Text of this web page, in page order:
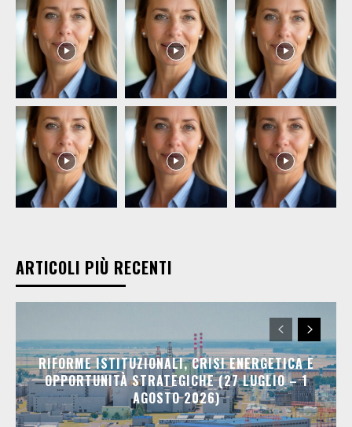
ARTICOLI PIÙ RECENTI
RIFORME ISTITUZIONALI, CRISI ENERGETICA E
OPPORTUNITÀ STRATEGICHE (27 LUGLIO – 1
AGOSTO 2026)